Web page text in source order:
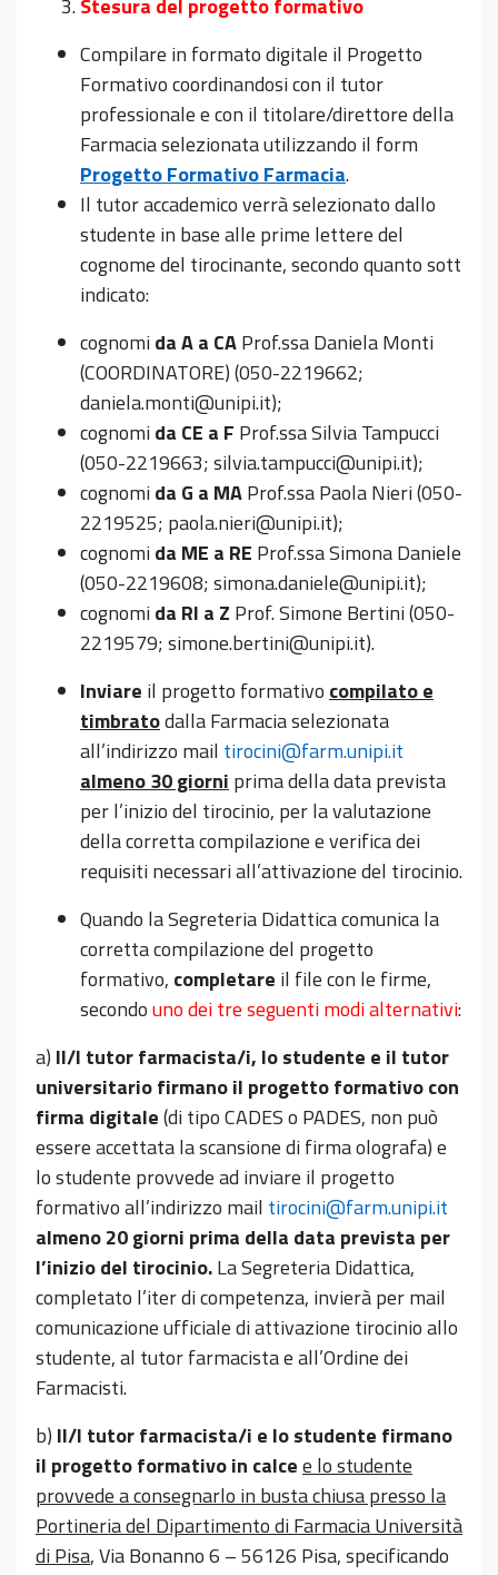
Stesura del progetto formativo
Compilare in formato digitale il Progetto
Formativo coordinandosi con il tutor
professionale e con il titolare/direttore della
Farmacia selezionata utilizzando il form
Progetto Formativo Farmacia.
Il tutor accademico verrà selezionato dallo
studente in base alle prime lettere del
cognome del tirocinante, secondo quanto sott
indicato:
cognomida A a CAProf.ssa Daniela Monti
(COORDINATORE) (050-2219662;
daniela.monti@unipi.it);
cognomida CE a F Prof.ssa Silvia Tampucci
(050-2219663; silvia.tampucci@unipi.it);
cognomida G a MAProf.ssa Paola Nieri (050-
2219525; paola.nieri@unipi.it);
cognomida ME a RE Prof.ssa Simona Daniele
(050-2219608; simona.daniele@unipi.it);
cognomida RI a Z Prof. Simone Bertini (050-
2219579; simone.bertini@unipi.it).
Inviare il progetto formativo compilato e
timbratodalla Farmacia selezionata
all’indirizzo mail tirocini@farm.unipi.it
almeno 30 giorni prima della data prevista
per l’inizio del tirocinio, per la valutazione
della corretta compilazione e verifica dei
requisiti necessari all’attivazione del tirocinio.
Quando la Segreteria Didattica comunica la
corretta compilazione del progetto
formativo, completare il file con le firme,
secondouno dei tre seguenti modi alternativi:
a) Il/I tutor farmacista/i, lo studente e il tutor
universitario firmano il progetto formativo con
firma digitale(di tipo CADES o PADES, non può
essere accettata la scansione di firma olografa) e
lo studente provvede ad inviare il progetto
formativo all’indirizzo mail tirocini@farm.unipi.it
almeno 20 giorni prima della data prevista per
l’inizio del tirocinio.La Segreteria Didattica,
completato l’iter di competenza, invierà per mail
comunicazione ufficiale di attivazione tirocinio allo
studente, al tutor farmacista e all’Ordine dei
Farmacisti.
b) Il/I tutor farmacista/i e lo studente firmano
il progetto formativo in calcee lo studente
provvede a consegnarlo in busta chiusa presso la
Portineria del Dipartimento di Farmacia Università
di Pisa, Via Bonanno 6 – 56126 Pisa, specificando